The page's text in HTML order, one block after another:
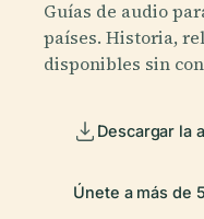
Guías de audio
países. Historia,
disponibles sin
Descargar la
Únete a más de